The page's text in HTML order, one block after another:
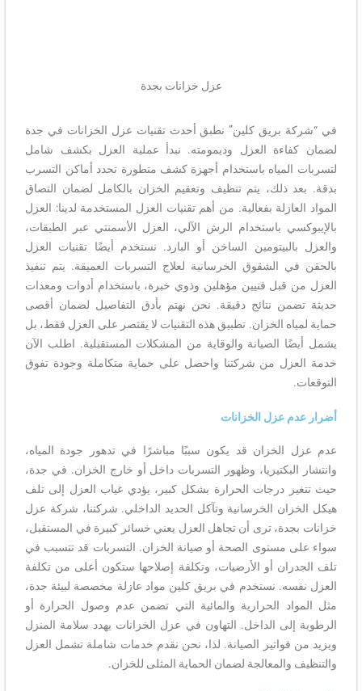
عزل خزانات بجدة
في “شركة بريق كلين” نطبق أحدث تقنيات عزل الخزانات في جدة
لضمان كفاءة العزل وديمومته. نبدأ عملية العزل بكشف شامل
لتسربات المياه باستخدام أجهزة كشف متطورة تحدد أماكن التسرب
بدقة. بعد ذلك، يتم تنظيف وتعقيم الخزان بالكامل لضمان التصاق
المواد العازلة بفعالية. من أهم تقنيات العزل المستخدمة لدينا: العزل
بالإيبوكسي باستخدام الرش الآلي، العزل الأسمنتي عبر الطبقات،
والعزل بالبيتومين الساخن أو البارد. نستخدم أيضًا تقنيات العزل
بالحقن في الشقوق الخرسانية لعلاج التسربات العميقة. يتم تنفيذ
العزل من قبل فنيين مؤهلين وذوي خبرة، باستخدام أدوات ومعدات
حديثة تضمن نتائج دقيقة. نحن نهتم بأدق التفاصيل لضمان أقصى
حماية لمياه الخزان. تطبيق هذه التقنيات لا يقتصر على العزل فقط، بل
يشمل أيضًا الصيانة والوقاية من المشكلات المستقبلية. اطلب الآن
خدمة العزل من شركتنا واحصل على حماية متكاملة وجودة تفوق
التوقعات.
أضرار عدم عزل الخزانات
عدم عزل الخزان قد يكون سببًا مباشرًا في تدهور جودة المياه،
وانتشار البكتيريا، وظهور التسربات داخل أو خارج الخزان. في جدة،
حيث تتغير درجات الحرارة بشكل كبير، يؤدي غياب العزل إلى تلف
هيكل الخزان الخرسانية وتآكل الحديد الداخلي. شركتنا، شركة عزل
خزانات بجدة، ترى أن تجاهل العزل يعني خسائر كبيرة في المستقبل،
سواء على مستوى الصحة أو صيانة الخزان. التسربات قد تتسبب في
تلف الجدران أو الأرضيات، وتكلفة إصلاحها ستكون أعلى من تكلفة
العزل نفسه. نستخدم في بريق كلين مواد عازلة مخصصة لبيئة جدة،
مثل المواد الحرارية والمائية التي تضمن عدم وصول الحرارة أو
الرطوبة إلى الداخل. التهاون في عزل الخزانات يهدد سلامة المنزل
ويزيد من فواتير الصيانة. لذا، نحن نقدم خدمات شاملة تشمل العزل
والتنظيف والمعالجة لضمان الحماية المثلى للخزان.